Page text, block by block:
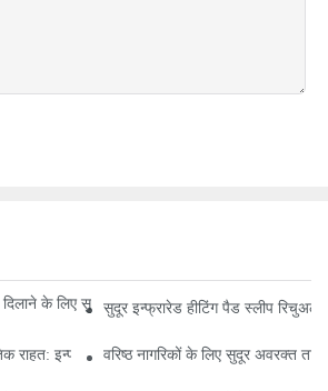
दिलाने के लिए सुदूर अवरक्त ऊष्मा शरीर में कैसे प्रवेश करती
सुदूर इन्फ्रारेड हीटिंग पैड स्लीप
राहत: इन्फ्रारेड हीटिंग पैड रक्त संचार और नींद में
वरिष्ठ नागरिकों के लिए सुदूर अवरक्त